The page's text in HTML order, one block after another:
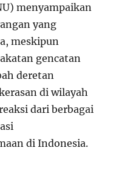
menyampaikan
yang
meskipun
gencatan
deretan
di wilayah
dari berbagai
di Indonesia.